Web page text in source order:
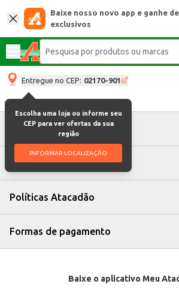
Baixe nosso novo app e ganhe
exclusivos
Entregue no CEP: 02170-901
Escolha uma loja ou informe seu
CEP para ver ofertas da sua
região
INFORMAR LOCALIZAÇÃO
Atendimento
Institucional
Políticas Atacadão
Formas de pagamento
Baixe o aplicativo Meu